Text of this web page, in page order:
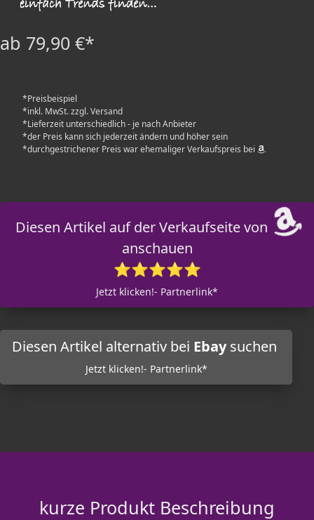
ab 79,90 €*
*Preisbeispiel
*inkl. MwSt. zzgl. Versand
*Lieferzeit unterschiedlich - je nach Anbieter
*der Preis kann sich jederzeit ändern und höher sein
*durchgestrichener Preis war ehemaliger Verkaufspreis bei
Diesen Artikel auf der Verkaufseite von
anschauen
⭐⭐⭐⭐⭐
Jetzt klicken!- Partnerlink*
Diesen Artikel alternativ bei Ebaysuchen
Jetzt klicken!- Partnerlink*
kurze Produkt Beschreibung